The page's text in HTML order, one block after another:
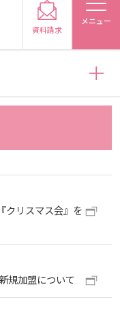
メニュー
卒業生の方
資料請求
クリスマス会』を
規加盟について